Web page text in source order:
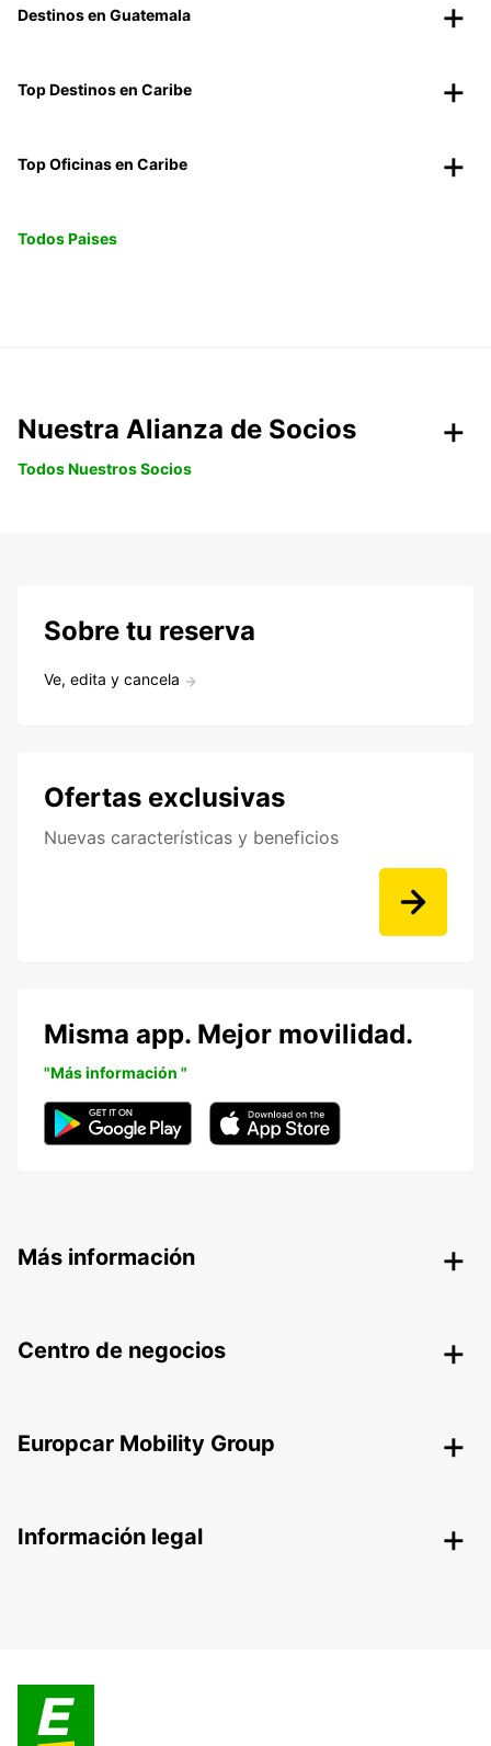
Destinos en Guatemala
Top Destinos en Caribe
Top Oficinas en Caribe
Todos Paises
Nuestra Alianza de Socios
Todos Nuestros Socios
Sobre tu reserva
Ve, edita y cancela
Ofertas exclusivas
Nuevas características y beneficios
Misma app. Mejor movilidad.
"Más información "
Más información
Centro de negocios
Europcar Mobility Group
Información legal